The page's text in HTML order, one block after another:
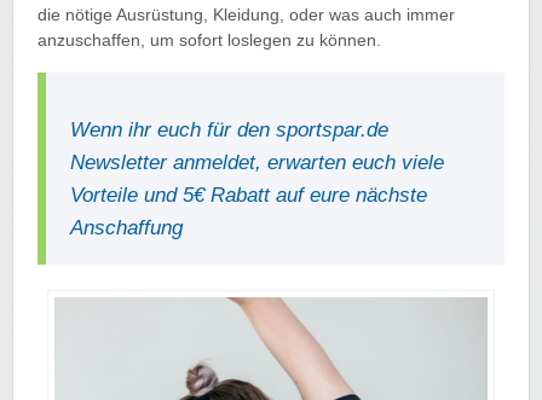
die nötige Ausrüstung, Kleidung, oder was auch immer
anzuschaffen, um sofort loslegen zu können.
Wenn ihr euch für den sportspar.de
Newsletter anmeldet, erwarten euch viele
Vorteile und 5€ Rabatt auf eure nächste
Anschaffung